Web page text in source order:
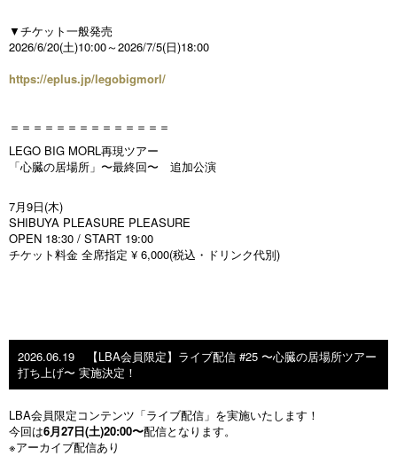
▼チケット一般発売
2026/6/20(土)10:00～2026/7/5(日)18:00
https://eplus.jp/legobigmorl/
＝＝＝＝＝＝＝＝＝＝＝＝＝＝
LEGO BIG MORL再現ツアー
「心臓の居場所」〜最終回〜 追加公演
7月9日(木)
SHIBUYA PLEASURE PLEASURE
OPEN 18:30 / START 19:00
チケット料金 全席指定 ¥ 6,000(税込・ドリンク代別)
2026.06.19
【LBA会員限定】ライブ配信 #25 〜心臓の居場所ツアー
打ち上げ〜 実施決定！
LBA会員限定コンテンツ「ライブ配信」を実施いたします！
今回は6月27日(土)20:00〜配信となります。
※アーカイブ配信あり